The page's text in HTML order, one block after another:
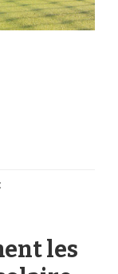
SUR
PRÉVOIR
AUTOUR les